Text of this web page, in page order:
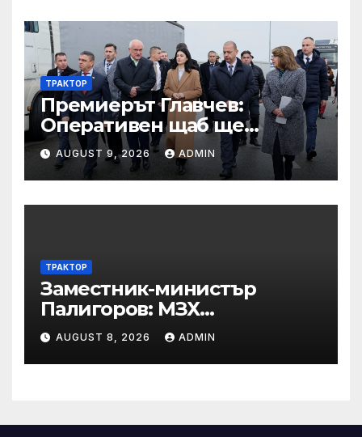
ТРАКТОР
Премиерът Главчев:
Оперативен щаб ще
реорганизира структурите
по границата, за да сме
готови за Шенген
AUGUST 9, 2026 ADMIN
ТРАКТОР
Заместник-министър
Палигоров: МЗХ
предприема комплекс от
мерки за възстановяване
на горите от съхненето и на
AUGUST 8, 2026 ADMIN